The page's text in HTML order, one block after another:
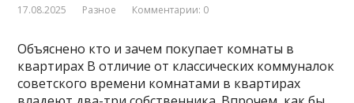
17.08.2025 Разное Комментарии: 0
Объяснено кто и зачем покупает комнаты в
квартирах В отличие от классических коммуналок
советского времени комнатами в квартирах